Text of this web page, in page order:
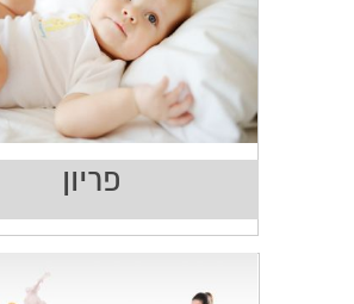
פריון